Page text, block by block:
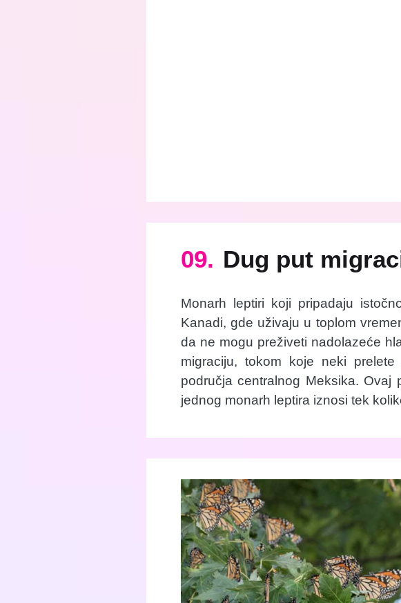
09. Dug put
Monarh leptiri koji pripadaju
Kanadi, gde uživaju u toplom
da ne mogu preživeti nadolazeće
migraciju, tokom koje neki
područja centralnog Meksika.
jednog monarh leptira iznosi tek